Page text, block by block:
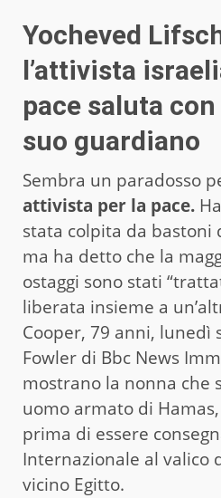
Yocheved
l’attivista
pace saluta
suo guardiano
Sembra un paradosso
attivista per la pace.
stata colpita da bastoni
ma ha detto che la
ostaggi sono stati
liberata insieme a
Cooper, 79 anni, lunedì
Fowler di Bbc News
mostrano la nonna che
uomo armato di
prima di essere
Internazionale al valico
vicino Egitto.